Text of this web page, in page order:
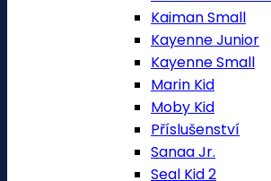
Kaiman Small
Kayenne Junior
Kayenne Small
Marin Kid
Moby Kid
Příslušenství
Sanaa Jr.
Seal Kid 2